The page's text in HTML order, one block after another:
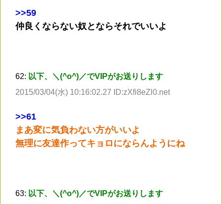
>>59
仲良くならない奴とならそれでいいよ
62: 以下、＼(^o^)／でVIPがお送りします
2015/03/04(水) 10:16:02.27 ID:zXfi8eZl0.net
>>61
まあ変に気負わない方がいいよ
無理に友達作ってキョロにならんようにね
63: 以下、＼(^o^)／でVIPがお送りします